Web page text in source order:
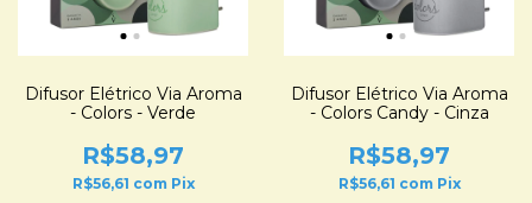
Difusor Elétrico Via Aroma
- Colors - Verde
R$58,97
R$56,61 com Pix
Difusor Elétrico Via Aroma
- Colors Candy - Cinza
R$58,97
R$56,61 com Pix